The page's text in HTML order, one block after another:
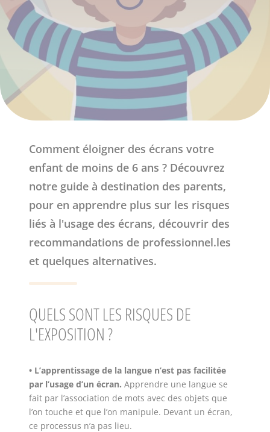
Comment éloigner des écrans votre
enfant de moins de 6 ans ? Découvrez
notre guide à destination des parents,
pour en apprendre plus sur les risques
liés à l'usage des écrans, découvrir des
recommandations de professionnel.les
et quelques alternatives.
QUELS SONT LES RISQUES DE
L'EXPOSITION ?
• L’apprentissage de la langue n’est pas facilitée
par l’usage d’un écran. Apprendre une langue se
fait par l’association de mots avec des objets que
l’on touche et que l’on manipule. Devant un écran,
ce processus n’a pas lieu.